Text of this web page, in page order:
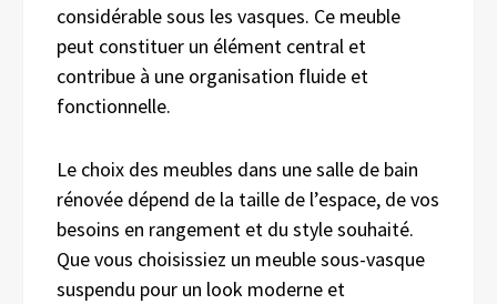
considérable sous les vasques. Ce meuble
peut constituer un élément central et
contribue à une organisation fluide et
fonctionnelle.
Le choix des meubles dans une salle de bain
rénovée dépend de la taille de l’espace, de vos
besoins en rangement et du style souhaité.
Que vous choisissiez un meuble sous-vasque
suspendu pour un look moderne et